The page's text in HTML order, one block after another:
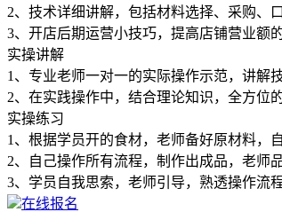
2、技术详细讲解，包括材料选择、采购、
3、开店后期运营小技巧，提高店铺营业额的
实操讲解
1、专业老师一对一的实际操作示范，讲解
2、在实践操作中，结合理论知识，全方位
实操练习
1、根据学员开的食材，老师备好原材料，
2、自己操作所有流程，制作出成品，老师
3、学员自我思索，老师引导，熟透操作流程
在线报名